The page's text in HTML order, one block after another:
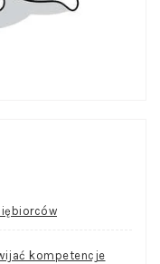
kompetencje